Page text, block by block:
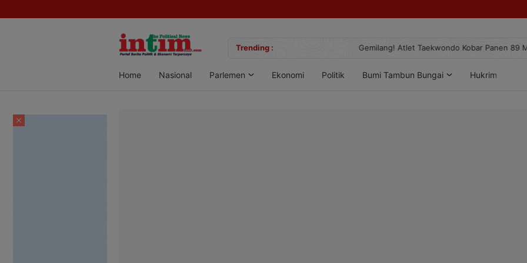
Trending :
Sabu di Pangkalan Bun, Dua Pelaku Diamankan Gemilang! Atlet Taekwondo Kobar Panen 89 Medali di Ajang
Home Nasional Parlemen Ekonomi Politik Bumi Tambun Bungai Hukrim